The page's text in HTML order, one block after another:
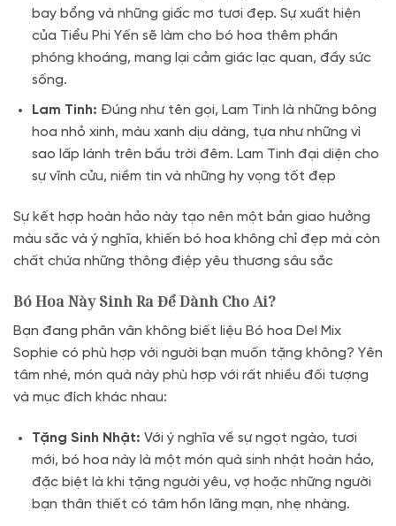
bay bổng và những giấc mơ tươi đẹp. Sự xuất hiện
của Tiểu Phi Yến sẽ làm cho bó hoa thêm phần
phóng khoáng, mang lại cảm giác lạc quan, đầy sức
sống.
Lam Tinh: Đúng như tên gọi, Lam Tinh là những bông
hoa nhỏ xinh, màu xanh dịu dàng, tựa như những vì
sao lấp lánh trên bầu trời đêm. Lam Tinh đại diện cho
sự vĩnh cửu, niềm tin và những hy vọng tốt đẹp
Sự kết hợp hoàn hảo này tạo nên một bản giao hưởng
màu sắc và ý nghĩa, khiến bó hoa không chỉ đẹp mà còn
chất chứa những thông điệp yêu thương sâu sắc
Bó Hoa Này Sinh Ra Để Dành Cho Ai?
Bạn đang phân vân không biết liệu Bó hoa Del Mix
Sophie có phù hợp với người bạn muốn tặng không? Yên
tâm nhé, món quà này phù hợp với rất nhiều đối tượng
và mục đích khác nhau:
Tặng Sinh Nhật: Với ý nghĩa về sự ngọt ngào, tươi
mới, bó hoa này là một món quà sinh nhật hoàn hảo,
đặc biệt là khi tặng người yêu, vợ hoặc những người
bạn thân thiết có tâm hồn lãng mạn, nhẹ nhàng.